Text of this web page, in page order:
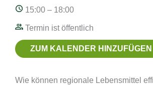
15:00 – 18:00
Termin ist öffentlich
ZUM KALENDER HINZUFÜGEN
Wie können regionale Lebensmittel